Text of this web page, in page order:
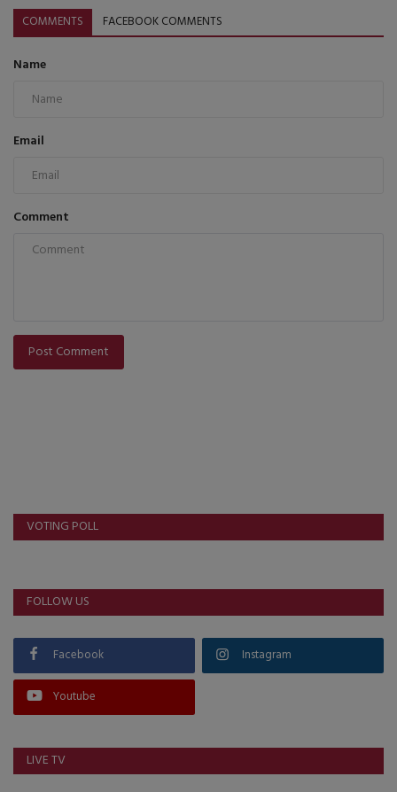
COMMENTS FACEBOOK COMMENTS
Name
Email
Comment
Post Comment
VOTING POLL
FOLLOW US
Facebook Instagram
Youtube
LIVE TV